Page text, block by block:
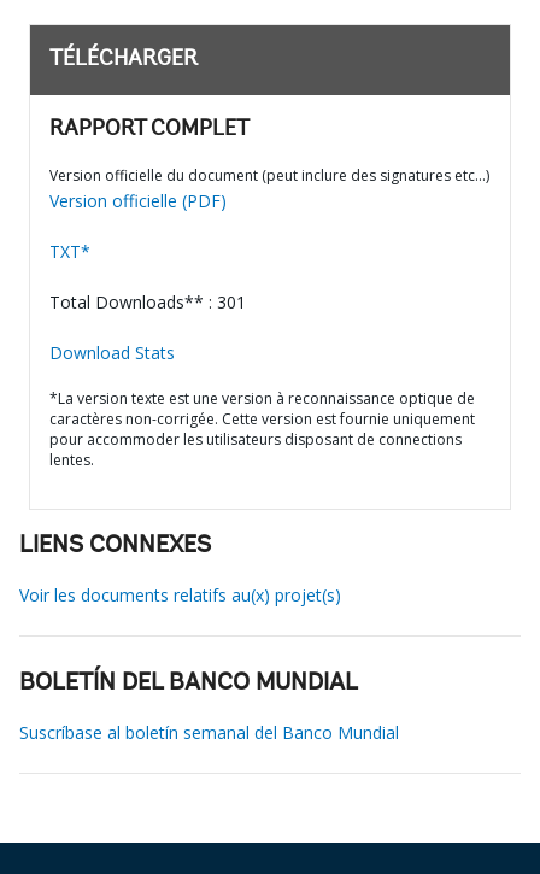
TÉLÉCHARGER
RAPPORT COMPLET
Version officielle du document (peut inclure des signatures etc…)
Version officielle (PDF)
TXT*
Total Downloads** : 301
Download Stats
*La version texte est une version à reconnaissance optique de
caractères non-corrigée. Cette version est fournie uniquement
pour accommoder les utilisateurs disposant de connections
lentes.
LIENS CONNEXES
Voir les documents relatifs au(x) projet(s)
BOLETÍN DEL BANCO MUNDIAL
Suscríbase al boletín semanal del Banco Mundial